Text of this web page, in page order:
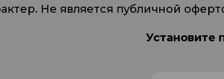
Не является публичной
Установите